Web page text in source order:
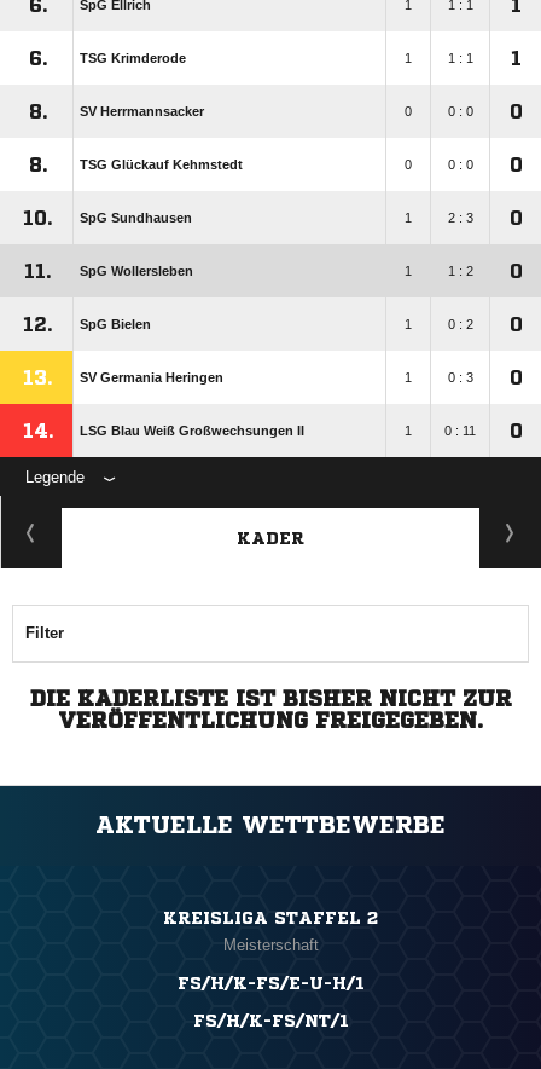
6. SpG Ellrich 1 1 : 1 1
6. TSG Krimderode 1 1 : 1 1
8. SV Herrmannsacker 0 0 : 0 0
8. TSG Glückauf Kehmstedt 0 0 : 0 0
10. SpG Sundhausen 1 2 : 3 0
11. SpG Wollersleben 1 1 : 2 0
12. SpG Bielen 1 0 : 2 0
13. SV Germania Heringen 1 0 : 3 0
14. LSG Blau Weiß Großwechsungen II 1 0 : 11 0
Legende
KADER
Filter
DIE KADERLISTE IST BISHER NICHT ZUR
VERÖFFENTLICHUNG FREIGEGEBEN.
AKTUELLE WETTBEWERBE
KREISLIGA STAFFEL 2
Meisterschaft
FS/H/K-FS/E-U-H/1
FS/H/K-FS/NT/1